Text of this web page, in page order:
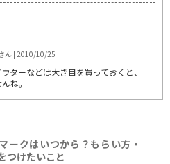
ん | 2010/10/25
ターなどは大き目を買っておくと、
ね。
ークはいつから？もらい方・
つけたいこと